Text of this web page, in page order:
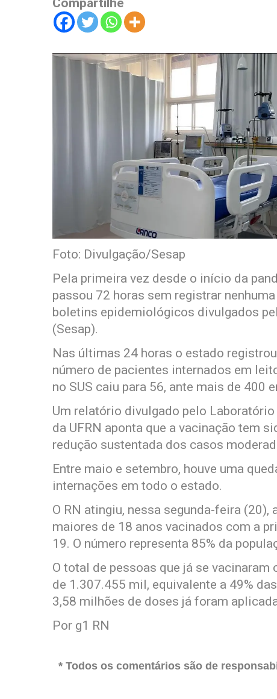
Compartilhe
Foto: Divulgação/Sesap
Pela primeira vez desde o início da
passou 72 horas sem registrar
boletins epidemiológicos divulgados
(Sesap).
Nas últimas 24 horas o estado
número de pacientes internados em
no SUS caiu para 56, ante mais de 400
Um relatório divulgado pelo
da UFRN aponta que a vacinação tem
redução sustentada dos casos
Entre maio e setembro, houve uma
internações em todo o estado.
O RN atingiu, nessa segunda-feira
maiores de 18 anos vacinados com a
19. O número representa 85% da
O total de pessoas que já se
de 1.307.455 mil, equivalente a 49%
3,58 milhões de doses já foram
Por g1 RN
* Todos os comentários são de